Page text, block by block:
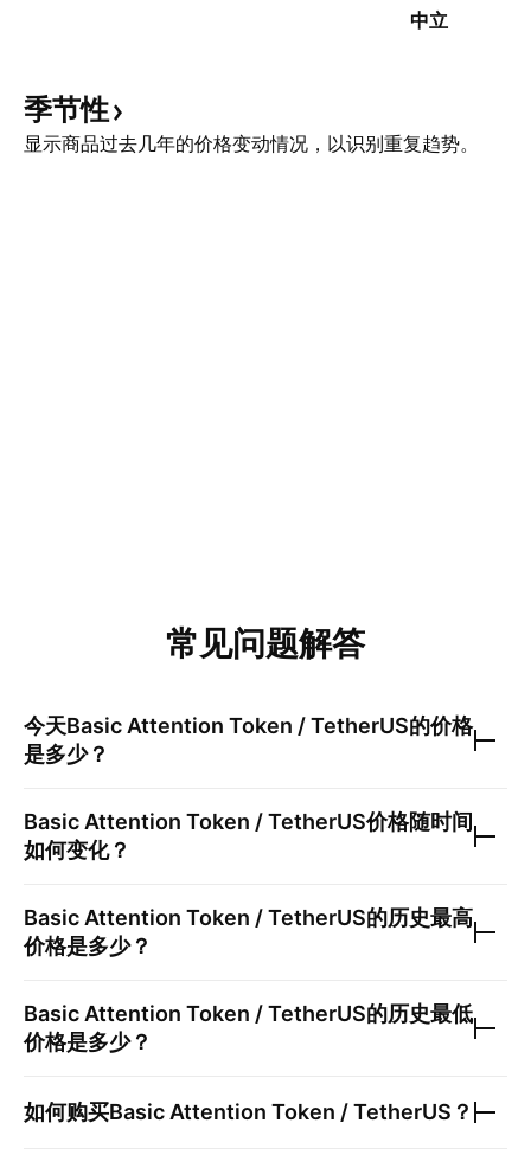
中立
季节性
显示商品过去几年的价格变动情况，以识别重复趋势。
常见问题解答
今天Basic Attention Token / TetherUS的价格
是多少？
Basic Attention Token / TetherUS价格随时间
如何变化？
Basic Attention Token / TetherUS的历史最高
价格是多少？
Basic Attention Token / TetherUS的历史最低
价格是多少？
如何购买Basic Attention Token / TetherUS ？